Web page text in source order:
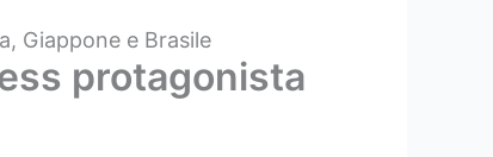
Giappone e Brasile
protagonista